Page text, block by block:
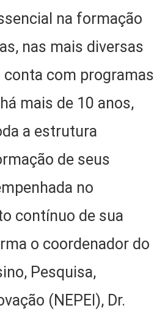
na formação
nas mais diversas
conta com programas
mais de 10 anos,
a estrutura
de seus
no
contínuo de sua
o coordenador do
Pesquisa,
(NEPEI), Dr.